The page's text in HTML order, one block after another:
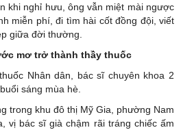
khi nghỉ hưu, ông vẫn miệt mài ngược
miễn phí, đi tìm hài cốt đồng đội, viết
giữa đời thường.
mơ trở thành thầy thuốc
Nhân dân , bác sĩ chuyên khoa 2
sáng mùa hè.
trong khu đô thị Mỹ Gia, phường Nam
vị bác sĩ già chậm rãi tráng chiếc ấm